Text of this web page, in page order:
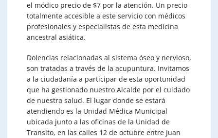
el módico precio de $7 por la atención. Un precio
totalmente accesible a este servicio con médicos
profesionales y especialistas de esta medicina
ancestral asiática.
Dolencias relacionadas al sistema óseo y nervioso,
son tratadas a través de la acupuntura. Invitamos
a la ciudadanía a participar de esta oportunidad
que ha gestionado nuestro Alcalde por el cuidado
de nuestra salud. El lugar donde se estará
atendiendo es la Unidad Médica Municipal
ubicada junto a las oficinas de la Unidad de
Transito, en las calles 12 de octubre entre Juan